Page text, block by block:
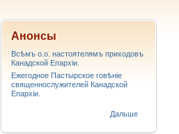
Анонсы
Всѣмъ о.о. настоятелямъ приходовъ
Канадской Епархiи.
Ежегодное Пастырское говѣніе
священнослужителей Канадской
Епархіи.
Дальше